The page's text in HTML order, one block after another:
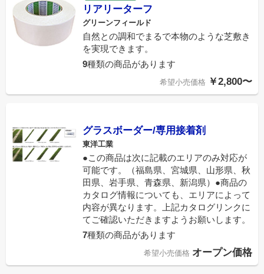
リアリーターフ
グリーンフィールド
自然との調和でまるで本物のような芝敷き
を実現できます。
9種類の商品があります
希望小売価格 ￥2,800〜
グラスボーダー/専用接着剤
東洋工業
●この商品は次に記載のエリアのみ対応が
可能です。（福島県、宮城県、山形県、秋
田県、岩手県、青森県、新潟県）●商品の
カタログ情報についても、エリアによって
内容が異なります。上記カタログリンクに
てご確認いただきますようお願いします。
7種類の商品があります
希望小売価格 オープン価格